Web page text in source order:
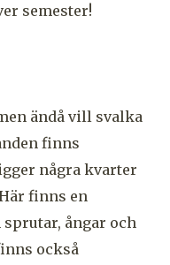
semester!
ändå vill svalka
finns
några kvarter
finns en
ångar och
också